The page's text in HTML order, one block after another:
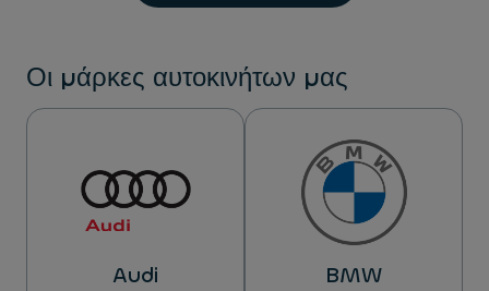
Οι μάρκες αυτοκινήτων μας
Audi BMW